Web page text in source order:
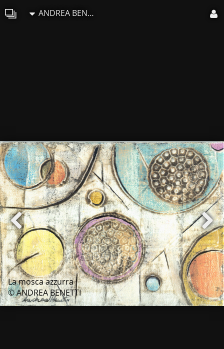
ANDREA BENETTI
La mosca azzurra
© ANDREA BENETTI